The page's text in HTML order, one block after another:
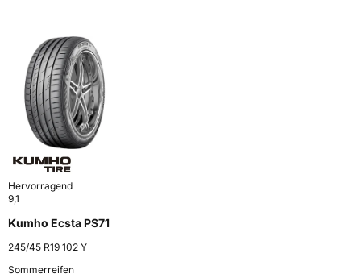
Hervorragend
9,1
Kumho Ecsta PS71
245/45 R19 102 Y
Sommerreifen